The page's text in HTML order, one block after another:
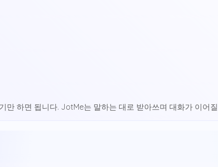
만 하면 됩니다. JotMe는 말하는 대로 받아쓰며 대화가 이어